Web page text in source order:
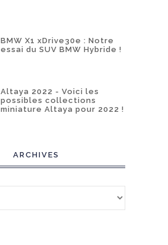
BMW X1 xDrive30e : Notre
essai du SUV BMW Hybride !
Altaya 2022 - Voici les
possibles collections
miniature Altaya pour 2022 !
ARCHIVES